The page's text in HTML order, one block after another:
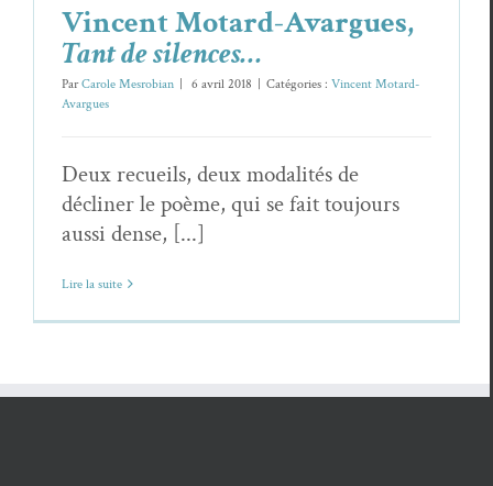
Vincent Motard-Avargues,
Tant de silences…
ParCarole Mesrobian | 6 avril 2018 | Catégories : Vincent Motard-
Avargues
Deux recueils, deux modalités de
décliner le poème, qui se fait toujours
aussi dense, [...]
Lire la suite